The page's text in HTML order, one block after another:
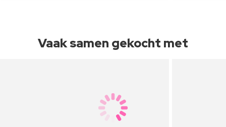
Vaak samen gekocht met